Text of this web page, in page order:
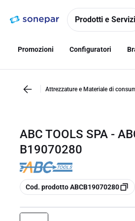
navigazionealla
Prodotti e Servizi
Promozioni Configuratori
Attrezzature e Materiale di
ABC TOOLS SPA -
B19070280
copia
Cod. prodotto ABCB19070280